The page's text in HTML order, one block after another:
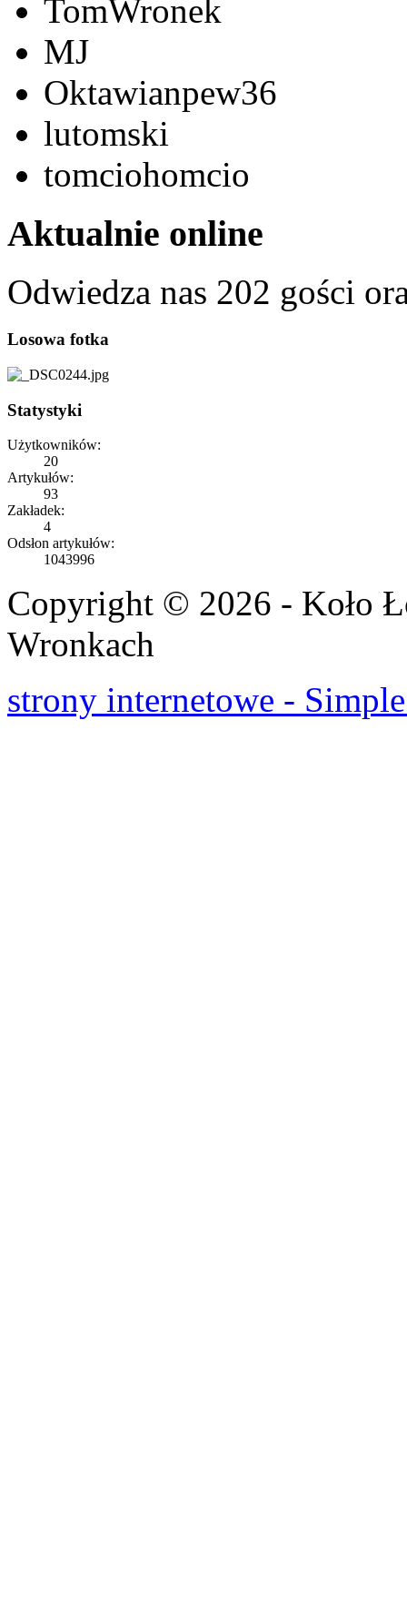
TomWronek
MJ
Oktawianpew36
lutomski
tomciohomcio
Aktualnie online
Odwiedza nas 202 gości
Losowa fotka
Statystyki
Użytkowników:
20
Artykułów:
93
Zakładek:
4
Odsłon artykułów:
1043996
Copyright © 2026 - Koło
Wronkach
strony internetowe -